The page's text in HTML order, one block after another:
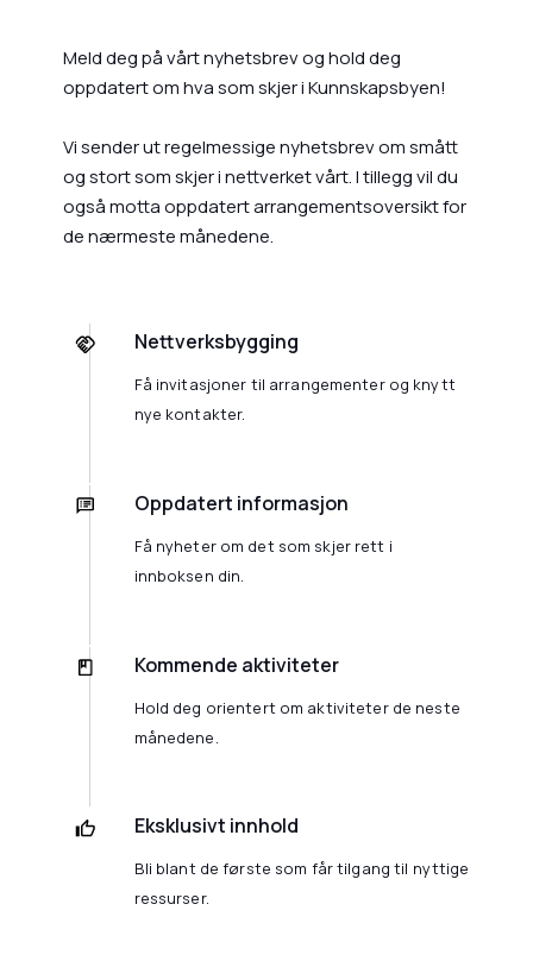
Meld deg på vårt nyhetsbrev og hold deg
oppdatert om hva som skjer i Kunnskapsbyen!
Vi sender ut regelmessige nyhetsbrev om smått
og stort som skjer i nettverket vårt. I tillegg vil du
også motta oppdatert arrangementsoversikt for
de nærmeste månedene.
Nettverksbygging
Få invitasjoner til arrangementer og knytt
nye kontakter.
Oppdatert informasjon
Få nyheter om det som skjer rett i
innboksen din.
Kommende aktiviteter
Hold deg orientert om aktiviteter de neste
månedene.
Eksklusivt innhold
Bli blant de første som får tilgang til nyttige
ressurser.